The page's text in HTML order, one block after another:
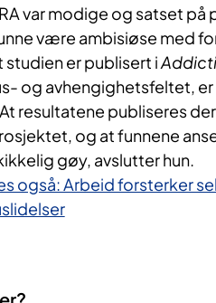
var modige og satset
være ambisiøse med
studien er publisert i
og avhengighetsfeltet,
resultatene publiseres
og at funnene
gøy, avslutter hun.
også: Arbeid forsterker